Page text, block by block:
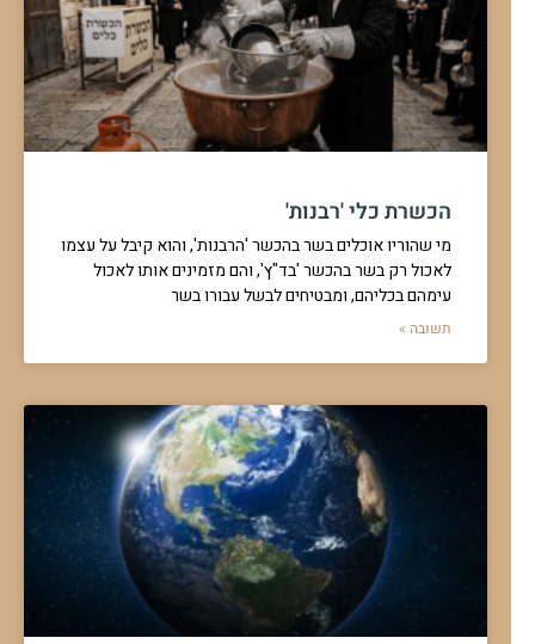
הכשרת כלי 'רבנות'
מי שהוריו אוכלים בשר בהכשר 'הרבנות', והוא קיבל על עצמו
לאכול רק בשר בהכשר 'בד"ץ', והם מזמינים אותו לאכול
עימהם בכליהם, ומבטיחים לבשל עבורו בשר
תשובה »